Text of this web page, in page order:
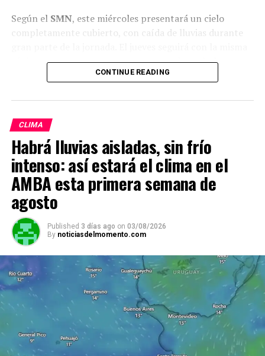
Según el SMN, este miércoles presentará un cielo
completamente cubierto, con caída de lluvias durante
tónica, aunque se esperan tormentas, devariada
, que disminuirán la temperatura.
CONTINUE READING
CLIMA
Habrá lluvias aisladas, sin frío
intenso: así estará el clima en el
AMBA esta primera semana de
agosto
Published 3 días ago on 03/08/2026
By noticiasdelmomento.com